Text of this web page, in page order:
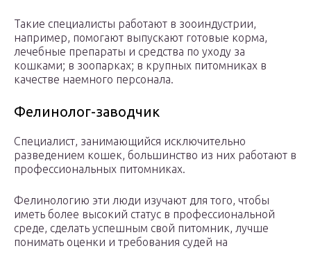
Такие специалисты работают в зооиндустрии,
например, помогают выпускают готовые корма,
лечебные препараты и средства по уходу за
кошками; в зоопарках; в крупных питомниках в
качестве наемного персонала.
Фелинолог-заводчик
Специалист, занимающийся исключительно
разведением кошек, большинство из них работают в
профессиональных питомниках.
Фелинологию эти люди изучают для того, чтобы
иметь более высокий статус в профессиональной
среде, сделать успешным свой питомник, лучше
понимать оценки и требования судей на